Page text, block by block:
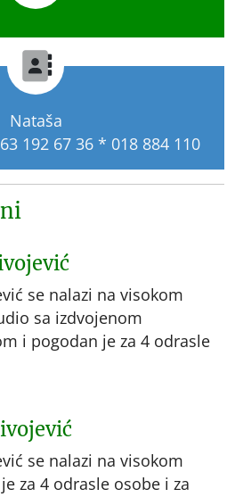
Nataša
192 67 36 * 018 884 110
se nalazi na visokom
sa izdvojenom
i pogodan je za 4 odrasle
se nalazi na visokom
za 4 odrasle osobe i za